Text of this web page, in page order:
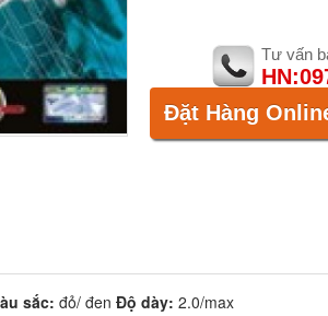
Tư vấn
Đặt Hàng
sắc: đỏ/ đen Độ dày: 2.0/max